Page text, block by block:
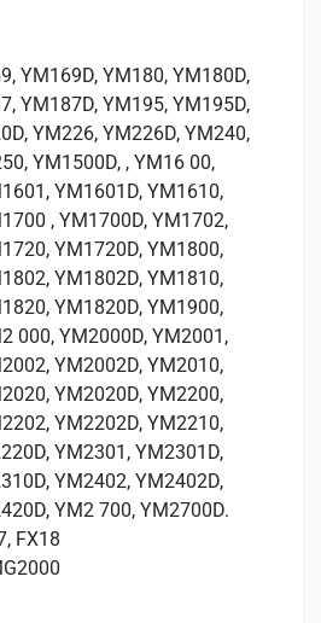
YM169D, YM180, YM180D,
YM187D, YM195, YM195D,
YM226, YM226D, YM240,
YM1500D, , YM16 00,
YM1601D, YM1610,
, YM1700D, YM1702,
YM1720D, YM1800,
YM1802D, YM1810,
YM1820D, YM1900,
000, YM2000D, YM2001,
YM2002D, YM2010,
YM2020D, YM2200,
YM2202D, YM2210,
YM2301, YM2301D,
YM2402, YM2402D,
YM2 700, YM2700D.
FX18